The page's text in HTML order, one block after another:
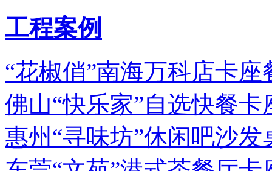
工程案例
“花椒俏”南海万科店卡座
佛山“快乐家”自选快餐卡
惠州“寻味坊”休闲吧沙发